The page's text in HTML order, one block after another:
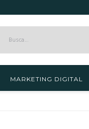
MARKETING DIGITAL